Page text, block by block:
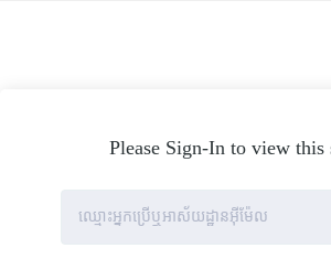
Please Sign-In to view this